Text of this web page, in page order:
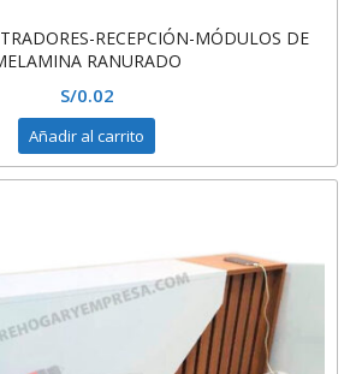
RECEPCIÓN-MÓDULOS DE
RANURADO
S/0.02
Añadir al carrito